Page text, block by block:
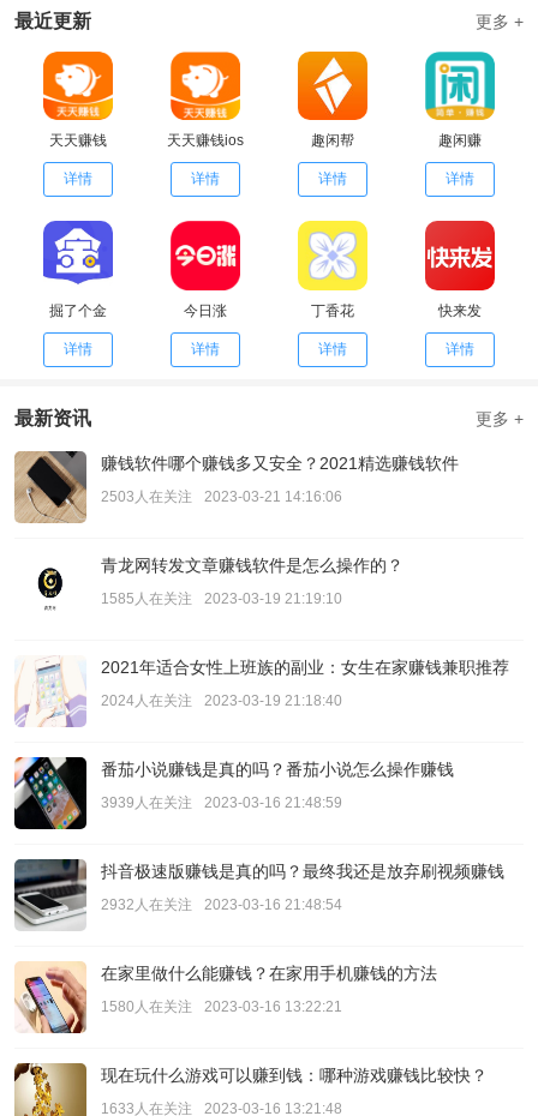
最近更新 更多 +
天天赚钱
详情
天天赚钱ios
详情
趣闲帮
详情
趣闲赚
详情
掘了个金
详情
今日涨
详情
丁香花
详情
快来发
详情
最新资讯 更多 +
赚钱软件哪个赚钱多又安全？2021精选赚钱软件
2503人在关注 2023-03-21 14:16:06
青龙网转发文章赚钱软件是怎么操作的？
1585人在关注 2023-03-19 21:19:10
2021年适合女性上班族的副业：女生在家赚钱兼职推荐
2024人在关注 2023-03-19 21:18:40
番茄小说赚钱是真的吗？番茄小说怎么操作赚钱
3939人在关注 2023-03-16 21:48:59
抖音极速版赚钱是真的吗？最终我还是放弃刷视频赚钱
2932人在关注 2023-03-16 21:48:54
在家里做什么能赚钱？在家用手机赚钱的方法
1580人在关注 2023-03-16 13:22:21
现在玩什么游戏可以赚到钱：哪种游戏赚钱比较快？
1633人在关注 2023-03-16 13:21:48